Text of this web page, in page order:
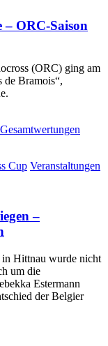
– ORC-Saison
(ORC) ging am
de Bramois“,
Cup Veranstaltungen
–
Hittnau wurde nicht
um die
Estermann
der Belgier